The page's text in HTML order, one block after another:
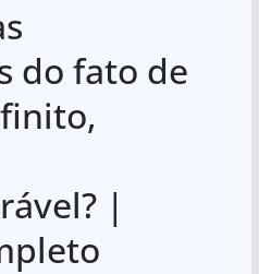
do fato de
|